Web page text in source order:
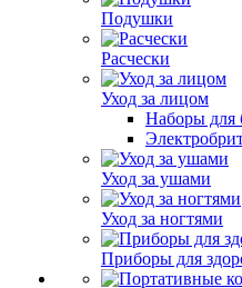
Подушки
Расчески
Уход за лицом
Наборы для
Уход за ушами
Уход за ногтями
Приборы для